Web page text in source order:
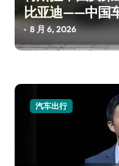
比亚迪——中国
8 月 6, 2026
汽车出行